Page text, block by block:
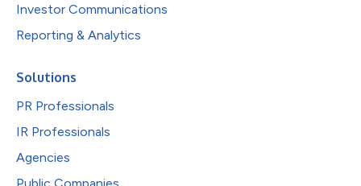
Investor Communications
Reporting & Analytics
Solutions
PR Professionals
IR Professionals
Agencies